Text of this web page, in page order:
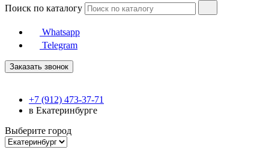
Поиск по каталогу
Whatsapp
Telegram
Заказать звонок
+7 (912) 473-37-71
в Екатеринбурге
Выберите город